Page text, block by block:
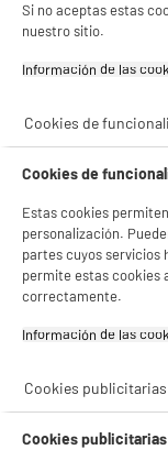
- ofrecer publicidad y
- facilitar el intercambio
Consulta la política de
estadísticas anónimas
Si no aceptas estas
nuestro sitio.
Información de las
Cookies de
Cookies de
Estas cookies
personalización.
partes cuyos servicios
permite estas cookies
correctamente.
Información de las
Cookies publicitarias
Cookies publicitarias